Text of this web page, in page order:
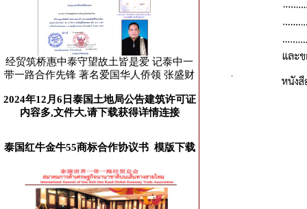
经贸筑桥惠中泰守望故土皆是爱 记泰中一
带一路合作先锋 著名爱国华人侨领 张盛财
2024年12月6日泰国土地局公告建筑许可证
内容多,文件大,请下载获得详情连接
泰国红牛金牛55商标合作协议书 模版下载